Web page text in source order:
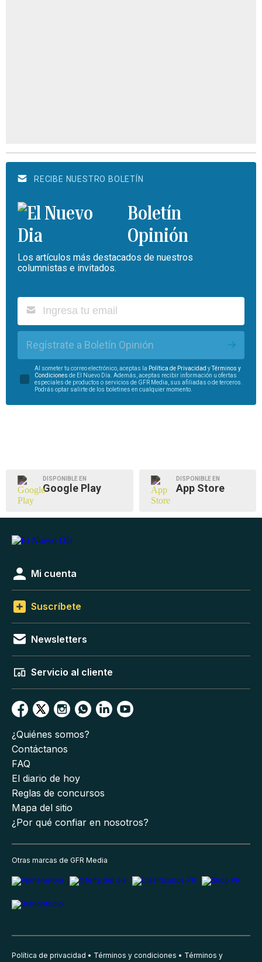
RECIBE NUESTRO BOLETÍN
Boletín
Opinión
Los artículos más destacados de nuestros
columnistas e invitados.
Regístrate a Boletín Opinión
Al someter tu correo electrónico, aceptas la Política de Privacidad yTérminos y
Condiciones de El Nuevo Día. Además, aceptas recibir información u ofertas
especiales de productos o servicios de GFR Media, sus afiliadas o de terceros.
Podrás optar salirte de los boletines en cualquier momento.
DISPONIBLE EN
Google Play
DISPONIBLE EN
App Store
Mi cuenta
Suscríbete
Newsletters
Servicio al cliente
¿Quiénes somos?
Contáctanos
FAQ
El diario de hoy
Reglas de concursos
Mapa del sitio
¿Por qué confiar en nosotros?
Otras marcas de GFR Media
Política de privacidad Términos y condiciones Términos y